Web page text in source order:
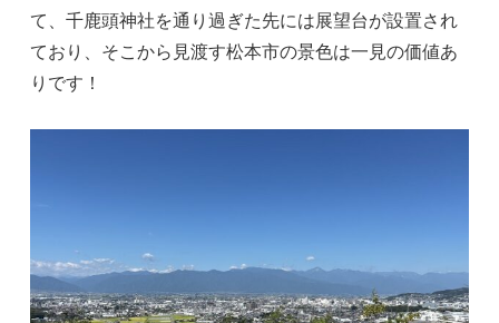
て、千鹿頭神社を通り過ぎた先には展望台が設置され
ており、そこから見渡す松本市の景色は一見の価値あ
りです！